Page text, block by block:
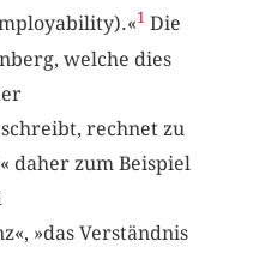
1 Die
welche dies
rechnet zu
daher zum Beispiel
»das Verständnis